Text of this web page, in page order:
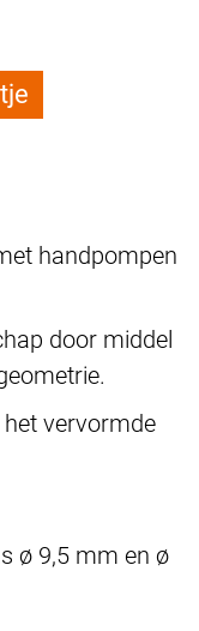
handpompen
door middel
vervormde
ø 9,5 mm en ø